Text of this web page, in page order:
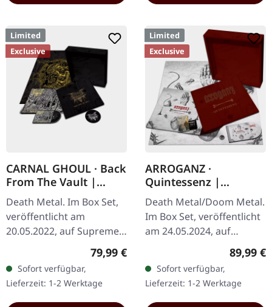
Limited
Exclusive
CARNAL GHOUL · Back
From The Vault |
WOODEN BOX SET
Death Metal. Im Box Set,
veröffentlicht am
20.05.2022, auf Supreme
Chaos Records. Extrem
Holzbox mit Logo und
Nummerierung,…
Regulärer Preis:
79,99 €
Sofort verfügbar,
Lieferzeit: 1-2 Werktage
Limited
Exclusive
ARROGANZ ·
Quintessenz |
WOODEN BOX SET
Death Metal/Doom Metal.
Im Box Set, veröffentlicht
am 24.05.2024, auf
Supreme Chaos Records.
handgearbeitete Holzbox
mit graviertem…
89,99 €
Sofort verfügbar,
Lieferzeit: 1-2 Werktage